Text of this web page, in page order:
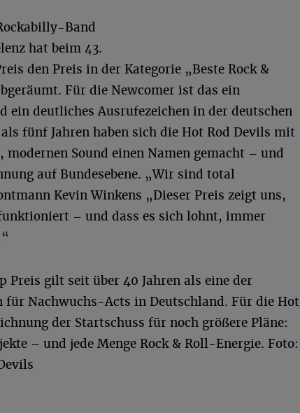
Band
hat beim 43.
den Preis in der Kategorie „Beste Rock &
Für die Newcomer ist das ein
ein deutliches Ausrufezeichen in der deutschen
fünf Jahren haben sich die Hot Rod Devils mit
modernen Sound einen Namen gemacht – und
auf Bundesebene. „Wir sind total
Kevin Winkens „Dieser Preis zeigt uns,
– und dass es sich lohnt, immer
Preis gilt seit über 40 Jahren als eine der
Nachwuchs-Acts in Deutschland. Für die Hot
der Startschuss für noch größere Pläne:
– und jede Menge Rock & Roll-Energie. Foto: